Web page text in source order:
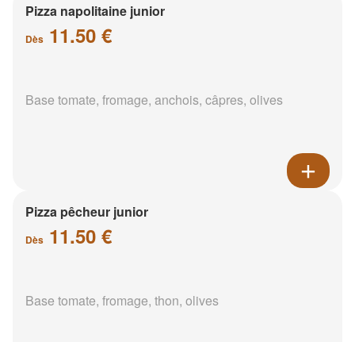
Pizza napolitaine junior
Dès 11.50 €
Base tomate, fromage, anchois, câpres, olives
Pizza pêcheur junior
Dès 11.50 €
Base tomate, fromage, thon, olives